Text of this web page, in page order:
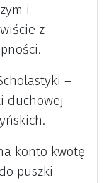
i
z
–
duchowej
konto kwotę
puszki